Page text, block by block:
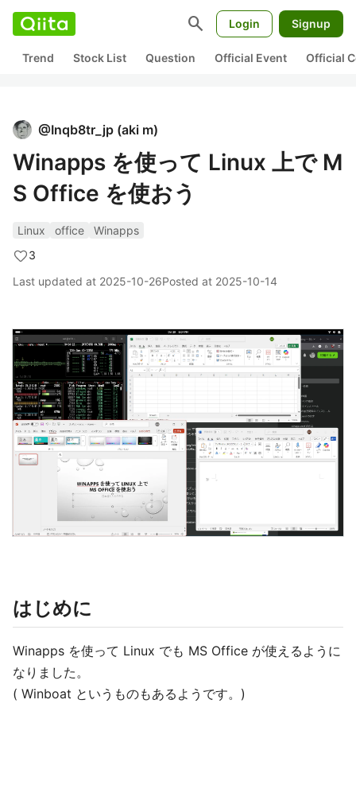
search Login Signup
Trend Stock List Question Official Event Official
@Inqb8tr_jp (aki m)
Winapps を使って Linux 上で M
S Office を使おう
Linux office
Winapps
3
Last updated at 2025-10-26Posted at 2025-10-14
はじめに
Winapps を使って Linux でも MS Office が使えるように
なりました。
( Winboat というものもあるようです。)